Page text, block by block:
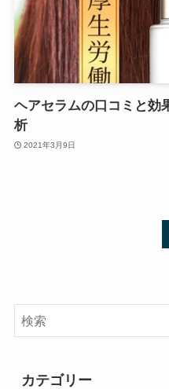
ヘアセラムの口コミと効
析
2021年3月9日
カテゴリー